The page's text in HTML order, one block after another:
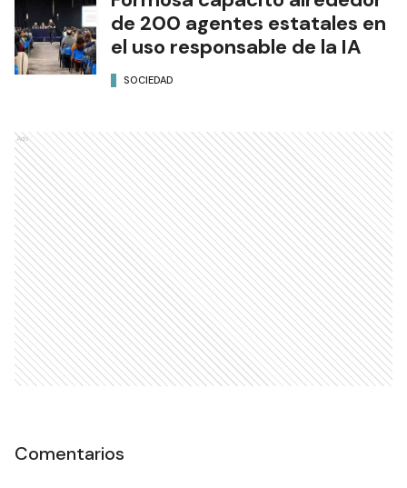
de 200 agentes estatales en
el uso responsable de la IA
SOCIEDAD
Ads
Comentarios